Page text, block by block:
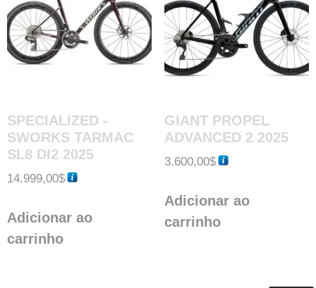
SPECIALIZED -
SWORKS TARMAC
SL8 DI2 2025
14.999,00$
Adicionar ao
carrinho
GIANT PROPEL
ADVANCED 2 2025
3.600,00$
Adicionar ao
carrinho